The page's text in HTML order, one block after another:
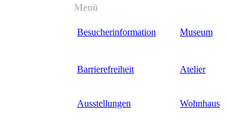
Menü
Besucherinformation
Barrierefreiheit
Ausstellungen
Museum
Atelier
Wohnhaus